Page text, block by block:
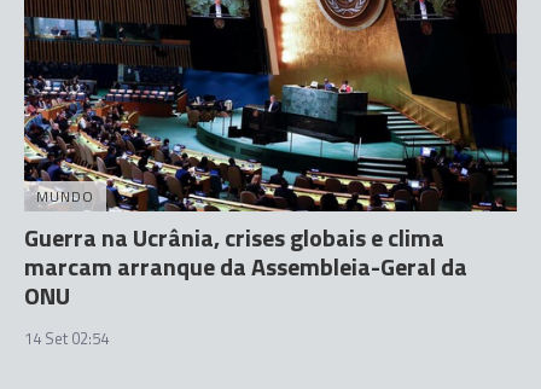
MUNDO
Guerra na Ucrânia, crises globais e clima
marcam arranque da Assembleia-Geral da
ONU
14 Set 02:54